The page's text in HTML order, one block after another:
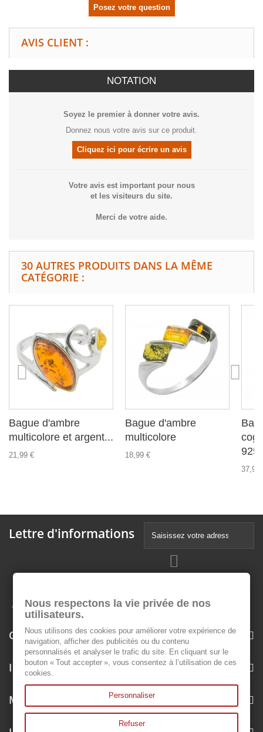
Posez votre question
AVIS CLIENT :
NOTATION
Soyez le premier à donner votre avis.
Donnez nous votre avis sur ce produit.
Cliquez ici pour écrire un avis
Votre avis est important pour nous
et les visiteurs du site.
Merci de votre aide.
30 AUTRES PRODUITS DANS LA MÊME
CATÉGORIE :
Bague d'ambre
multicolore et argent...
21,99 €
Bague d'ambre
multicolore
18,99 €
37,99
Lettre d'informations
Catégories
Informations
Mon compte
Nous respectons la vie privée de nos
utilisateurs.
Nous utilisons des cookies pour améliorer votre expérience de
navigation, afficher des publicités ou du contenu
personnalisés et analyser le trafic du site. En cliquant sur le
bouton « Tout accepter », vous consentez à l’utilisation de ces
cookies.
Personnaliser
Refuser